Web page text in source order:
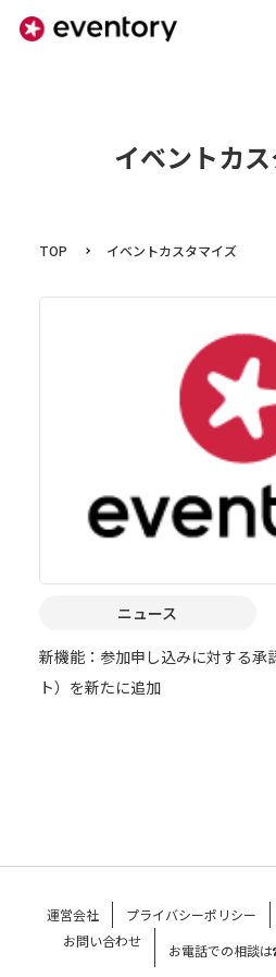
イベントカ
TOP イベントカスタマイズ
ニュース
新機能：参加申し込みに対する承
ト）を新たに追加
運営会社 プライバシーポリシー
お問い合わせ
お電話での相談